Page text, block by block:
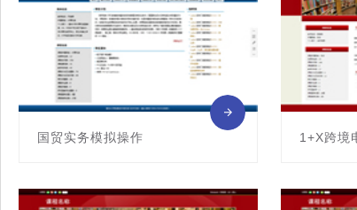
国贸实务模拟操作
主讲教师：
1+X跨境
主讲教师：